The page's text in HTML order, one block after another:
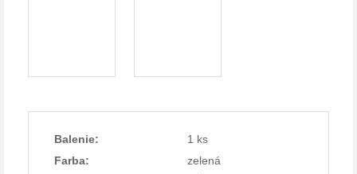
Balenie:
1 ks
Farba:
zelená